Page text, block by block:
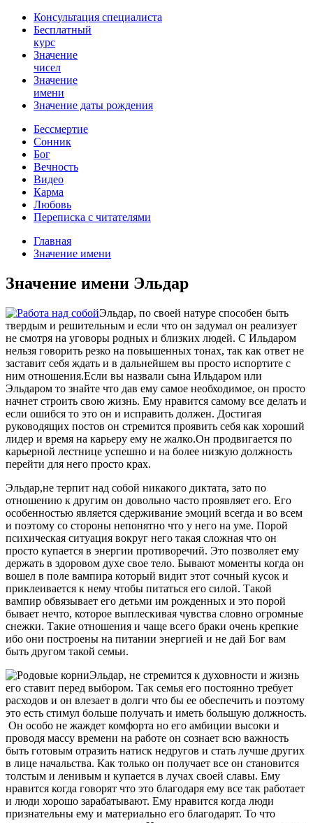
Консультация специалиста
Бесплатный
курс
Значение
чисел
Значение
имени
Значение даты рождения
Бессмертие
Сонник
Бог
Вечность
Видео
Карма
Любовь
Переписка с читателями
Главная
Значение имени
Значение имени Эльдар
Эльдар, по своей натуре способен быть
твердым и решительным и если что он задумал он реализует
не смотря на уговоры родных и близких людей. С Ильдаром
нельзя говорить резко на повышенных тонах, так как ответ не
заставит себя ждать и в дальнейшем вы просто испортите с
ним отношения.Если вы назвали сына Ильдаром или
Эльдаром то знайте что дав ему самое необходимое, он просто
начнет строить свою жизнь. Ему нравится самому все делать и
если ошибся то это он и исправить должен. Достигая
руководящих постов он стремится проявить себя как хороший
лидер и время на карьеру ему не жалко.Он продвигается по
карьерной лестнице успешно и на более низкую должность
перейти для него просто крах.
Эльдар,не терпит над собой никакого диктата, зато по
отношению к другим он довольно часто проявляет его. Его
особенностью является сдерживание эмоций всегда и во всем
и поэтому со стороны непонятно что у него на уме. Порой
психическая ситуация вокруг него такая сложная что он
просто купается в энергии противоречий. Это позволяет ему
держать в здоровом духе свое тело. Бывают моменты когда он
вошел в поле вампира который видит этот сочный кусок и
приклеивается к нему чтобы питаться его силой. Такой
вампир обвязывает его детьми им рожденных и это порой
бывает нечто, которое выплескивая чувства словно огромные
снежки. Такие отношения и чаще всего браки очень крепкие
ибо они построены на питании энергией и не дай Бог вам
быть другом такой семьи.
Эльдар, не стремится к духовности и жизнь
его ставит перед выбором. Так семья его постоянно требует
расходов и он влезает в долги что бы ее обеспечить и поэтому
это есть стимул больше получать и иметь большую должность.
Он особо не жаждет комфорта но его амбиции высоки и
проводя массу времени на работе он сознает всю важность
быть готовым отразить натиск недругов и стать лучше других
в лице начальства. Как только он получает все он становится
толстым и ленивым и купается в лучах своей славы. Ему
нравится когда говорят что это благодаря ему все так работает
и люди хорошо зарабатывают. Ему нравится когда люди
признательны ему и материально его благодарят. То что